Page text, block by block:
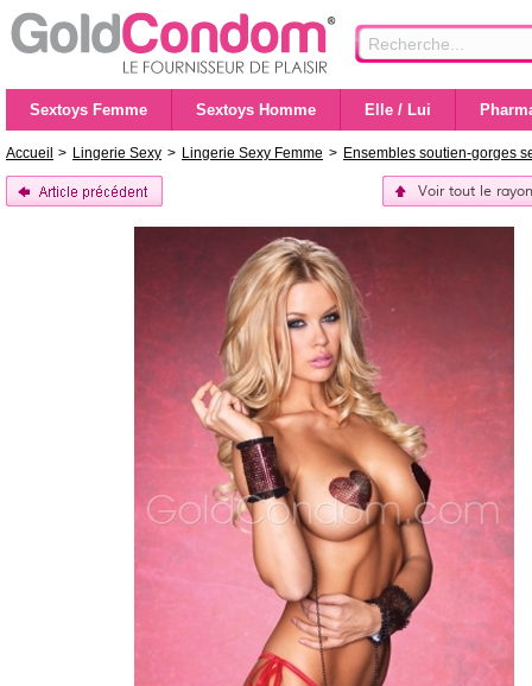
Sextoys Femme Sextoys Homme Elle / Lui
Accueil > Lingerie Sexy > Lingerie Sexy Femme > Ensembles soutien-gorges
Voir tout le